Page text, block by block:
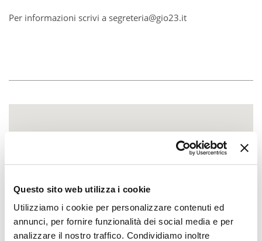
Questo sito web utilizza i cookie
Utilizziamo i cookie per personalizzare contenuti ed
annunci, per fornire funzionalità dei social media e per
analizzare il nostro traffico. Condividiamo inoltre
Per informazioni scrivi a segreteria@gio23.it